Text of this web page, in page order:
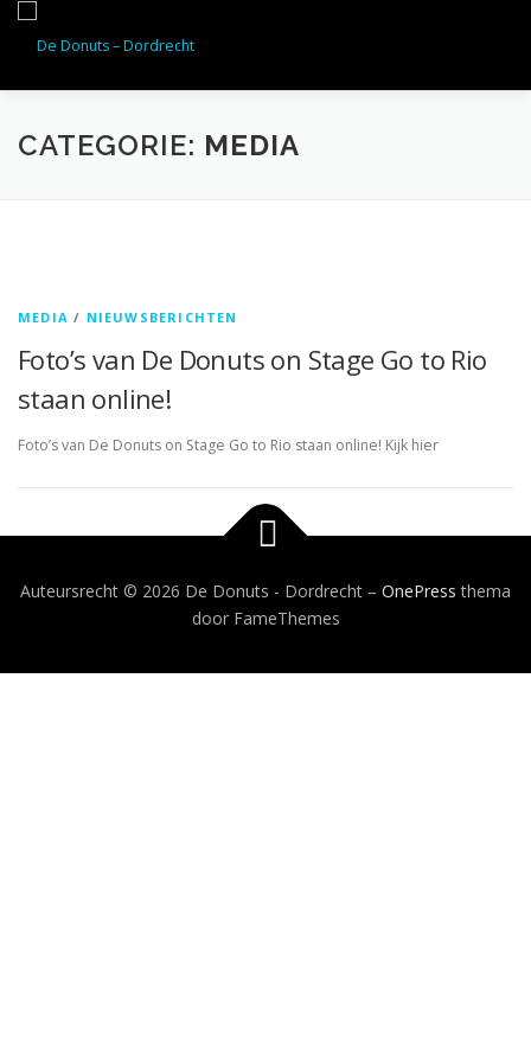
CATEGORIE: MEDIA
MEDIA / NIEUWSBERICHTEN
Foto’s van De Donuts on Stage Go to Rio
staan online!
Foto’s van De Donuts on Stage Go to Rio staan online! Kijk hier
Auteursrecht © 2026 De Donuts - Dordrecht – OnePress thema
door FameThemes